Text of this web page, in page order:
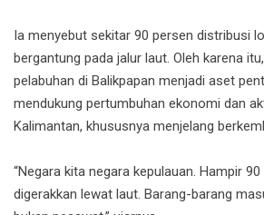
Ia menyebut sekitar 90 persen distribusi
bergantung pada jalur laut. Oleh karena
pelabuhan di Balikpapan menjadi aset
mendukung pertumbuhan ekonomi dan
Kalimantan, khususnya menjelang
“Negara kita negara kepulauan. Hampir
digerakkan lewat laut. Barang-barang